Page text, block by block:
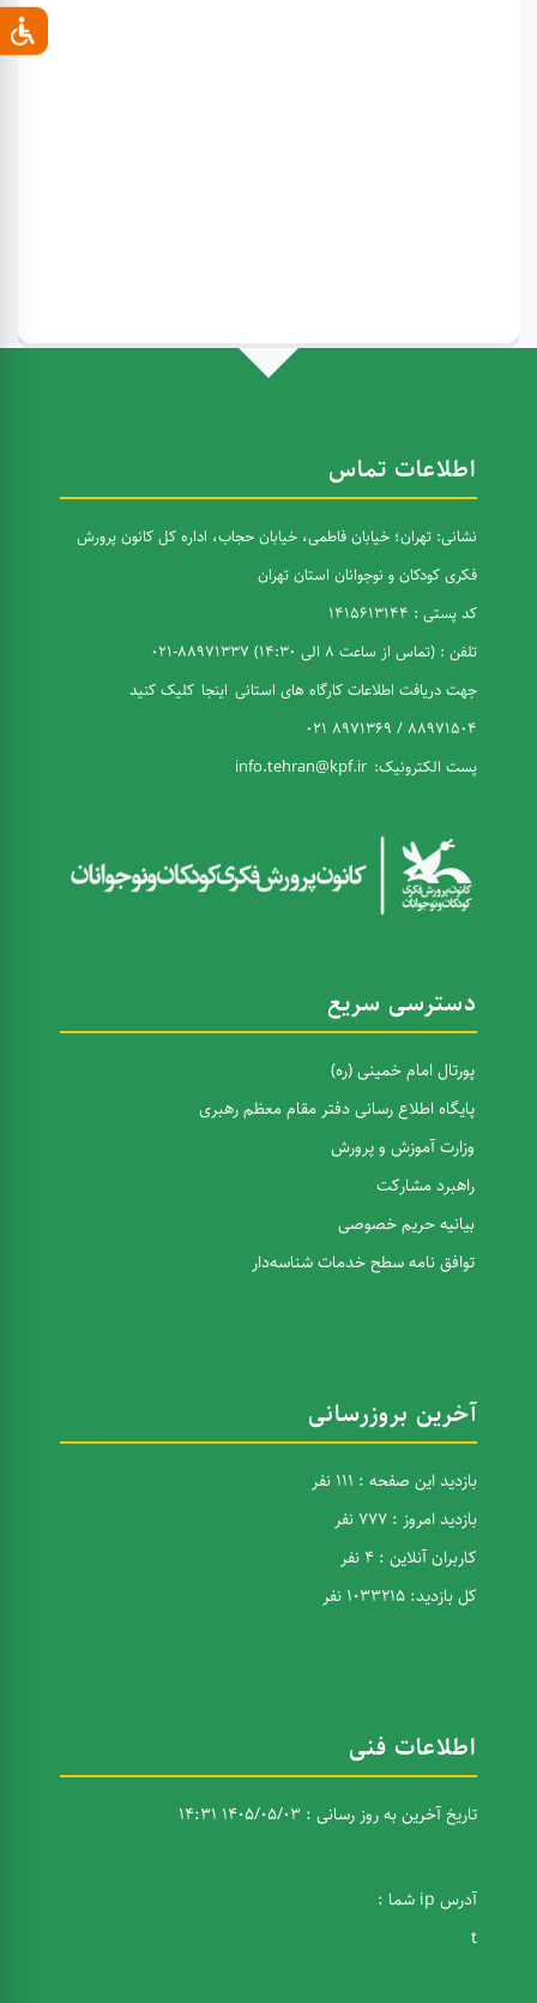
اطلاعات تماس
نشانی: تهران؛ خیابان فاطمی، خیابان حجاب، اداره کل کانون پرورش
فکری کودکان و نوجوانان استان تهران
کد پستی : 1415613144
تلفن : (تماس از ساعت 8 الی 14:30) 88971337-021
جهت دریافت اطلاعات کارگاه های استانی اینجا کلیک کنید
88971504 / 8971369 021
پست الکترونیک: info.tehran@kpf.ir
دسترسی سریع
پورتال امام خمینی (ره)
پایگاه اطلاع رسانی دفتر مقام معظم رهبری
وزارت آموزش و پرورش
راهبرد مشارکت
بیانیه حریم خصوصی
توافق نامه سطح خدمات شناسه‌دار
آخرین بروزرسانی
بازدید این صفحه : 111 نفر
بازدید امروز : 777 نفر
کاربران آنلاین : 4 نفر
کل بازدید: 1033215 نفر
اطلاعات فنی
تاریخ آخرین به روز رسانی : 1405/05/03 14:31
آدرس ip شما :
t